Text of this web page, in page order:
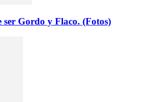
Gordo y Flaco. (Fotos)